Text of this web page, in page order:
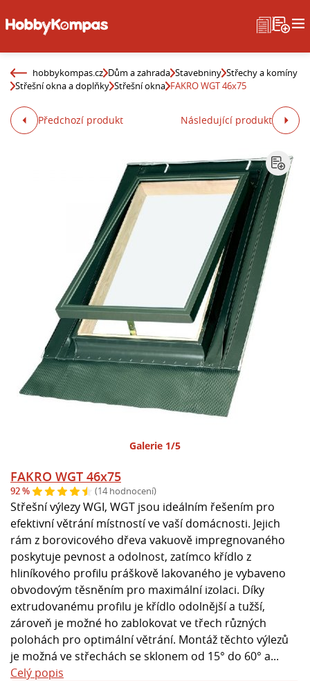
hobbykompas.cz Dům a zahrada Stavebniny Střechy a komíny
Střešní okna a doplňky Střešní okna FAKRO WGT 46x75
Předchozí produkt Následující produkt
Galerie 1/5
FAKRO WGT 46x75
92 % (14 hodnocení)
Střešní výlezy WGI, WGT jsou ideálním řešením pro
efektivní větrání místností ve vaší domácnosti. Jejich
rám z borovicového dřeva vakuově impregnovaného
poskytuje pevnost a odolnost, zatímco křídlo z
hliníkového profilu práškově lakovaného je vybaveno
obvodovým těsněním pro maximální izolaci. Díky
extrudovanému profilu je křídlo odolnější a tužší,
zároveň je možné ho zablokovat ve třech různých
polohách pro optimální větrání. Montáž těchto výlezů
je možná ve střechách se sklonem od 15° do 60° a...
Celý popis